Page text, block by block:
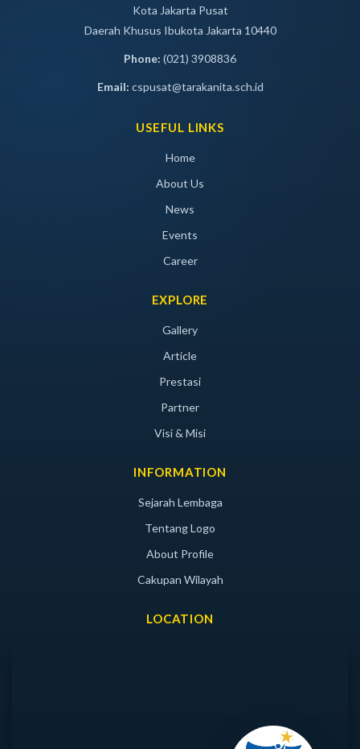
Kota Jakarta Pusat
Daerah Khusus Ibukota Jakarta 10440
Phone: (021) 3908836
Email: cspusat@tarakanita.sch.id
USEFUL LINKS
Home
About Us
News
Events
Career
EXPLORE
Gallery
Article
Prestasi
Partner
Visi & Misi
INFORMATION
Sejarah Lembaga
Tentang Logo
About Profile
Cakupan Wilayah
LOCATION